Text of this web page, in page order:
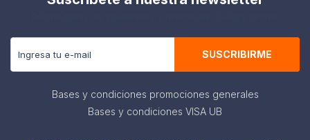
SUSCRIBIRME
Bases y condiciones promociones generales
Bases y condiciones VISA UB